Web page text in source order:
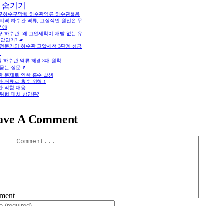
숨기기
하수구막힘 하수관역류 하수관뚫음
역 하수관 역류, 고질적인 원인은 무
🧐
하수관, 왜 고압세척이 재발 없는 유
인가? 🌊
문가의 하수관 고압세척 3단계 성공
하수관 역류 해결 3대 원칙
는 질문 ❓
문제로 인한 홍수 발생
저류로 홍수 위험 ↑
막힘 대응
험 대처 방안은?
A Comment